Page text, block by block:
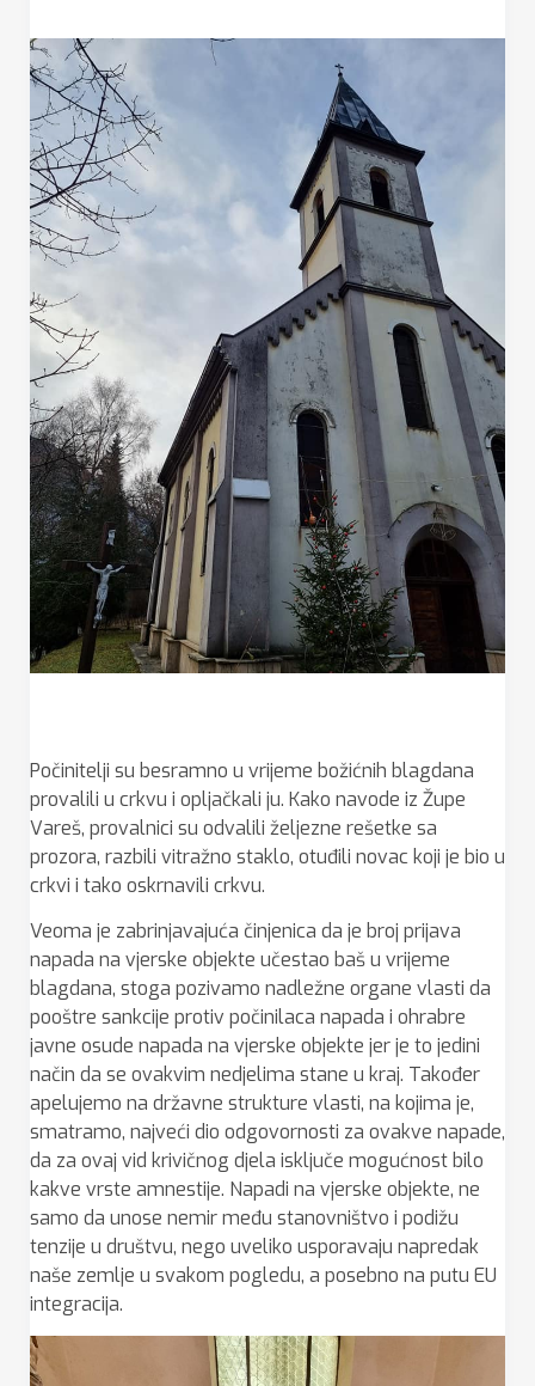
Počinitelji su besramno u vrijeme božićnih blagdana
provalili u crkvu i opljačkali ju. Kako navode iz Župe
Vareš, provalnici su odvalili željezne rešetke sa
prozora, razbili vitražno staklo, otuđili novac koji je bio u
crkvi i tako oskrnavili crkvu.
Veoma je zabrinjavajuća činjenica da je broj prijava
napada na vjerske objekte učestao baš u vrijeme
blagdana, stoga pozivamo nadležne organe vlasti da
pooštre sankcije protiv počinilaca napada i ohrabre
javne osude napada na vjerske objekte jer je to jedini
način da se ovakvim nedjelima stane u kraj. Također
apelujemo na državne strukture vlasti, na kojima je,
smatramo, najveći dio odgovornosti za ovakve napade,
da za ovaj vid krivičnog djela isključe mogućnost bilo
kakve vrste amnestije. Napadi na vjerske objekte, ne
samo da unose nemir među stanovništvo i podižu
tenzije u društvu, nego uveliko usporavaju napredak
naše zemlje u svakom pogledu, a posebno na putu EU
integracija.